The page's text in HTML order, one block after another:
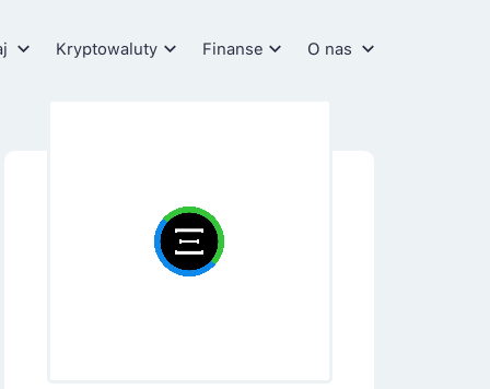
Kryptowaluty Finanse O nas